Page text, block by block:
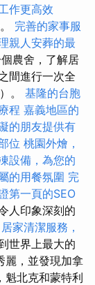
作更高效
完善的家事服
親人安葬的最
農舍，了解居
間進行一次全
。 基隆的台胞
程 嘉義地區的
的朋友提供有
位 桃園外燴，
設備，為您的
的用餐氛圍 完
第一頁的SEO
人印象深刻的
居家清潔服務，
世界上最大的
麗，並發現加拿
魁北克和蒙特利